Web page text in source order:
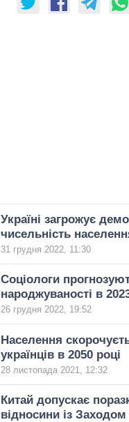
Україні загрожує
чисельність
31 грудня 2022, 11:30
Соціологи
народжуваності в
26 грудня 2022, 19:52
Населення
українців в 2050 році
28 листопада 2021, 12:32
Китай допускає
відносини із Заходом